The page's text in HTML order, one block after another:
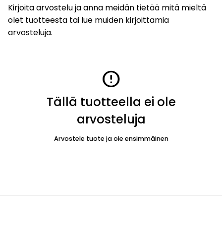
Kirjoita arvostelu ja anna meidän tietää mitä mieltä
olet tuotteesta tai lue muiden kirjoittamia
arvosteluja.
error
Tällä tuotteella ei ole
arvosteluja
Arvostele tuote ja ole ensimmäinen